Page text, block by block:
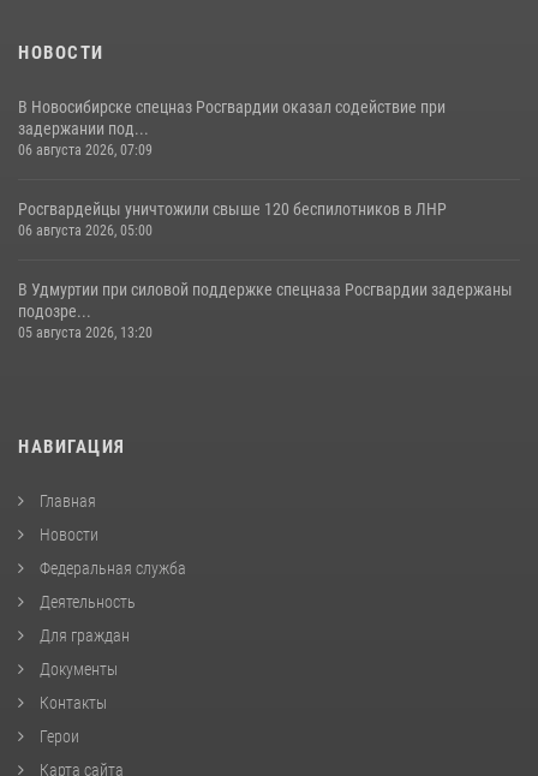
НОВОСТИ
В Новосибирске спецназ Росгвардии оказал содействие при
задержании под...
06 августа 2026, 07:09
Росгвардейцы уничтожили свыше 120 беспилотников в ЛНР
06 августа 2026, 05:00
В Удмуртии при силовой поддержке спецназа Росгвардии задержаны
подозре...
05 августа 2026, 13:20
НАВИГАЦИЯ
Главная
Новости
Федеральная служба
Деятельность
Для граждан
Документы
Контакты
Герои
Карта сайта